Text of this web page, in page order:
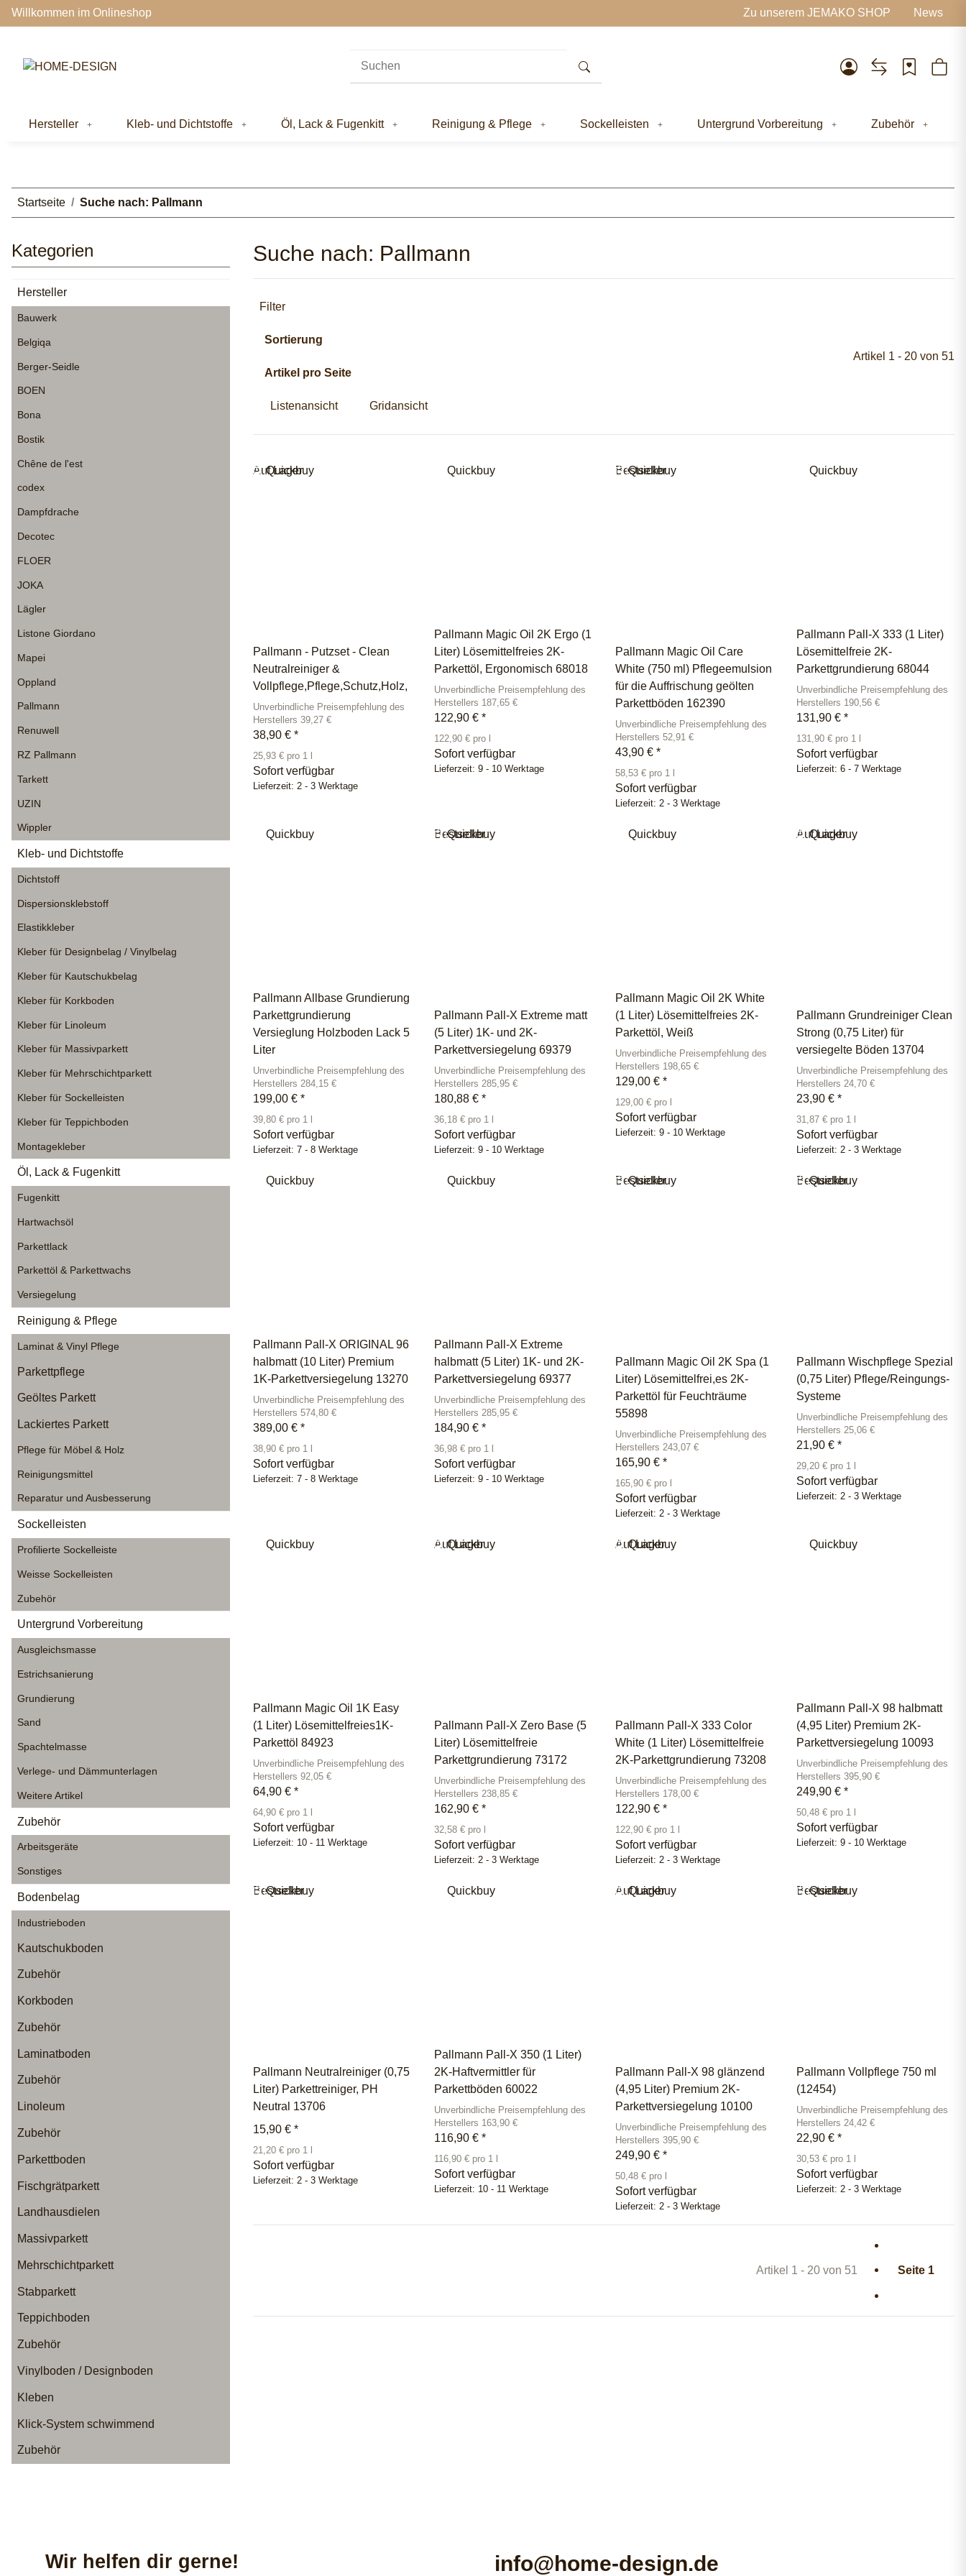
Willkommen im Onlineshop Zu unserem JEMAKO SHOP News
Hersteller Kleb- und Dichtstoffe Öl, Lack & Fugenkitt Reinigung & Pflege Sockelleisten Untergrund Vorbereitung Zubehör
Startseite Suche nach: Pallmann
Suche nach: Pallmann
Filter
Sortierung
Artikel pro Seite
Listenansicht Gridansicht
Artikel 1 - 20 von 51
Quickbuy
Auf Lager
Pallmann - Putzset - Clean
Neutralreiniger &
Vollpflege,Pflege,Schutz,Holz,
Unverbindliche Preisempfehlung des
Herstellers 39,27 €
38,90 € *
25,93 € pro 1 l
Sofort verfügbar
Lieferzeit: 2 - 3 Werktage
Quickbuy
Pallmann Magic Oil 2K Ergo (1
Liter) Lösemittelfreies 2K-
Parkettöl, Ergonomisch 68018
Unverbindliche Preisempfehlung des
Herstellers 187,65 €
122,90 € *
122,90 € pro l
Sofort verfügbar
Lieferzeit: 9 - 10 Werktage
Quickbuy
Bestseller
Pallmann Magic Oil Care
White (750 ml) Pflegeemulsion
für die Auffrischung geölten
Parkettböden 162390
Unverbindliche Preisempfehlung des
Herstellers 52,91 €
43,90 € *
58,53 € pro 1 l
Sofort verfügbar
Lieferzeit: 2 - 3 Werktage
Quickbuy
Pallmann Pall-X 333 (1 Liter)
Lösemittelfreie 2K-
Parkettgrundierung 68044
Unverbindliche Preisempfehlung des
Herstellers 190,56 €
131,90 € *
131,90 € pro 1 l
Sofort verfügbar
Lieferzeit: 6 - 7 Werktage
Quickbuy
Pallmann Allbase Grundierung
Parkettgrundierung
Versieglung Holzboden Lack 5
Liter
Unverbindliche Preisempfehlung des
Herstellers 284,15 €
199,00 € *
39,80 € pro 1 l
Sofort verfügbar
Lieferzeit: 7 - 8 Werktage
Quickbuy
Bestseller
Pallmann Pall-X Extreme matt
(5 Liter) 1K- und 2K-
Parkettversiegelung 69379
Unverbindliche Preisempfehlung des
Herstellers 285,95 €
180,88 € *
36,18 € pro 1 l
Sofort verfügbar
Lieferzeit: 9 - 10 Werktage
Quickbuy
Pallmann Magic Oil 2K White
(1 Liter) Lösemittelfreies 2K-
Parkettöl, Weiß
Unverbindliche Preisempfehlung des
Herstellers 198,65 €
129,00 € *
129,00 € pro l
Sofort verfügbar
Lieferzeit: 9 - 10 Werktage
Quickbuy
Auf Lager
Pallmann Grundreiniger Clean
Strong (0,75 Liter) für
versiegelte Böden 13704
Unverbindliche Preisempfehlung des
Herstellers 24,70 €
23,90 € *
31,87 € pro 1 l
Sofort verfügbar
Lieferzeit: 2 - 3 Werktage
Quickbuy
Pallmann Pall-X ORIGINAL 96
halbmatt (10 Liter) Premium
1K-Parkettversiegelung 13270
Unverbindliche Preisempfehlung des
Herstellers 574,80 €
389,00 € *
38,90 € pro 1 l
Sofort verfügbar
Lieferzeit: 7 - 8 Werktage
Quickbuy
Pallmann Pall-X Extreme
halbmatt (5 Liter) 1K- und 2K-
Parkettversiegelung 69377
Unverbindliche Preisempfehlung des
Herstellers 285,95 €
184,90 € *
36,98 € pro 1 l
Sofort verfügbar
Lieferzeit: 9 - 10 Werktage
Quickbuy
Bestseller
Pallmann Magic Oil 2K Spa (1
Liter) Lösemittelfrei,es 2K-
Parkettöl für Feuchträume
55898
Unverbindliche Preisempfehlung des
Herstellers 243,07 €
165,90 € *
165,90 € pro l
Sofort verfügbar
Lieferzeit: 2 - 3 Werktage
Quickbuy
Bestseller
Pallmann Wischpflege Spezial
(0,75 Liter) Pflege/Reingungs-
Systeme
Unverbindliche Preisempfehlung des
Herstellers 25,06 €
21,90 € *
29,20 € pro 1 l
Sofort verfügbar
Lieferzeit: 2 - 3 Werktage
Quickbuy
Pallmann Magic Oil 1K Easy
(1 Liter) Lösemittelfreies1K-
Parkettöl 84923
Unverbindliche Preisempfehlung des
Herstellers 92,05 €
64,90 € *
64,90 € pro 1 l
Sofort verfügbar
Lieferzeit: 10 - 11 Werktage
Quickbuy
Auf Lager
Pallmann Pall-X Zero Base (5
Liter) Lösemittelfreie
Parkettgrundierung 73172
Unverbindliche Preisempfehlung des
Herstellers 238,85 €
162,90 € *
32,58 € pro l
Sofort verfügbar
Lieferzeit: 2 - 3 Werktage
Quickbuy
Auf Lager
Pallmann Pall-X 333 Color
White (1 Liter) Lösemittelfreie
2K-Parkettgrundierung 73208
Unverbindliche Preisempfehlung des
Herstellers 178,00 €
122,90 € *
122,90 € pro 1 l
Sofort verfügbar
Lieferzeit: 2 - 3 Werktage
Quickbuy
Pallmann Pall-X 98 halbmatt
(4,95 Liter) Premium 2K-
Parkettversiegelung 10093
Unverbindliche Preisempfehlung des
Herstellers 395,90 €
249,90 € *
50,48 € pro 1 l
Sofort verfügbar
Lieferzeit: 9 - 10 Werktage
Quickbuy
Bestseller
Pallmann Neutralreiniger (0,75
Liter) Parkettreiniger, PH
Neutral 13706
15,90 € *
21,20 € pro 1 l
Sofort verfügbar
Lieferzeit: 2 - 3 Werktage
Quickbuy
Pallmann Pall-X 350 (1 Liter)
2K-Haftvermittler für
Parkettböden 60022
Unverbindliche Preisempfehlung des
Herstellers 163,90 €
116,90 € *
116,90 € pro 1 l
Sofort verfügbar
Lieferzeit: 10 - 11 Werktage
Quickbuy
Auf Lager
Pallmann Pall-X 98 glänzend
(4,95 Liter) Premium 2K-
Parkettversiegelung 10100
Unverbindliche Preisempfehlung des
Herstellers 395,90 €
249,90 € *
50,48 € pro l
Sofort verfügbar
Lieferzeit: 2 - 3 Werktage
Quickbuy
Bestseller
Pallmann Vollpflege 750 ml
(12454)
Unverbindliche Preisempfehlung des
Herstellers 24,42 €
22,90 € *
30,53 € pro 1 l
Sofort verfügbar
Lieferzeit: 2 - 3 Werktage
Artikel 1 - 20 von 51 Seite 1
Kategorien
Hersteller
Bauwerk
Belgiqa
Berger-Seidle
BOEN
Bona
Bostik
Chêne de l'est
codex
Dampfdrache
Decotec
FLOER
JOKA
Lägler
Listone Giordano
Mapei
Oppland
Pallmann
Renuwell
RZ Pallmann
Tarkett
UZIN
Wippler
Kleb- und Dichtstoffe
Dichtstoff
Dispersionsklebstoff
Elastikkleber
Kleber für Designbelag / Vinylbelag
Kleber für Kautschukbelag
Kleber für Korkboden
Kleber für Linoleum
Kleber für Massivparkett
Kleber für Mehrschichtparkett
Kleber für Sockelleisten
Kleber für Teppichboden
Montagekleber
Öl, Lack & Fugenkitt
Fugenkitt
Hartwachsöl
Parkettlack
Parkettöl & Parkettwachs
Versiegelung
Reinigung & Pflege
Laminat & Vinyl Pflege
Parkettpflege
Geöltes Parkett
Lackiertes Parkett
Pflege für Möbel & Holz
Reinigungsmittel
Reparatur und Ausbesserung
Sockelleisten
Profilierte Sockelleiste
Weisse Sockelleisten
Zubehör
Untergrund Vorbereitung
Ausgleichsmasse
Estrichsanierung
Grundierung
Sand
Spachtelmasse
Verlege- und Dämmunterlagen
Weitere Artikel
Zubehör
Arbeitsgeräte
Sonstiges
Bodenbelag
Industrieboden
Kautschukboden
Zubehör
Korkboden
Zubehör
Laminatboden
Zubehör
Linoleum
Zubehör
Parkettboden
Fischgrätparkett
Landhausdielen
Massivparkett
Mehrschichtparkett
Stabparkett
Teppichboden
Zubehör
Vinylboden / Designboden
Kleben
Klick-System schwimmend
Zubehör
Wir helfen dir gerne! info@home-design.de